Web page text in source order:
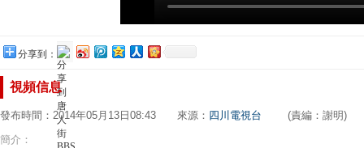
分享到：
視頻信息
發布時間：2014年05月13日08:43 來源： 四川電視台 (責編：謝明)
簡介：